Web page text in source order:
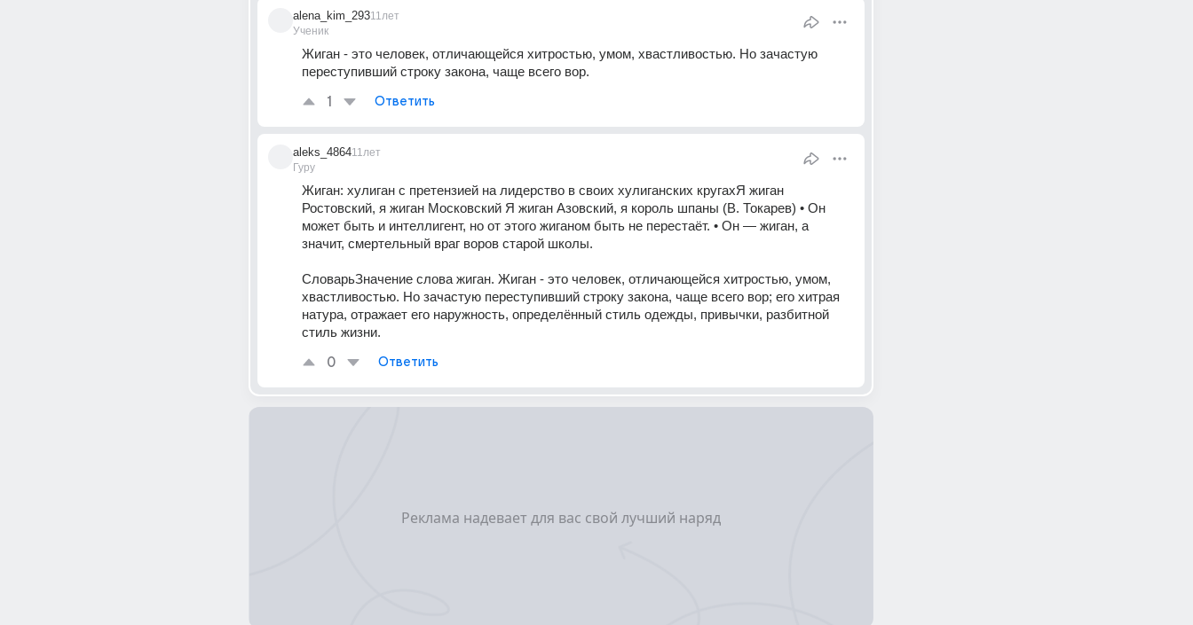
alena_kim_293
Ученик
11лет
Жиган - это человек, отличающейся хитростью, умом, хвастливостью. Но зачастую
переступивший строку закона, чаще всего вор.
1 Ответить
aleks_4864
Гуру
11лет
Жиган: хулиган с претензией на лидерство в своих хулиганских кругахЯ жиган
Ростовский, я жиган Московский Я жиган Азовский, я король шпаны (В. Токарев) • Он
может быть и интеллигент, но от этого жиганом быть не перестаёт. • Он — жиган, а
значит, смертельный враг воров старой школы.
СловарьЗначение слова жиган. Жиган - это человек, отличающейся хитростью, умом,
хвастливостью. Но зачастую переступивший строку закона, чаще всего вор; его хитрая
натура, отражает его наружность, определённый стиль одежды, привычки, разбитной
стиль жизни.
0 Ответить